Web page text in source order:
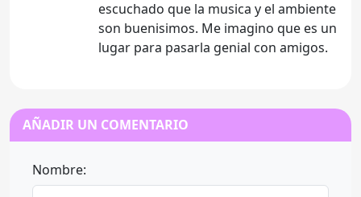
escuchado que la musica y el ambiente
son buenisimos. Me imagino que es un
lugar para pasarla genial con amigos.
AÑADIR UN COMENTARIO
Nombre: